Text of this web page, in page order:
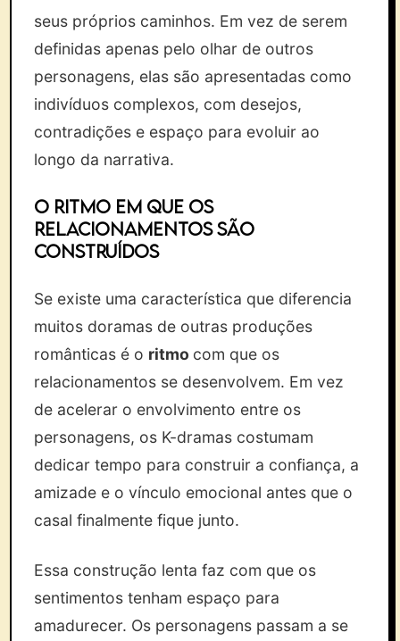
seus próprios caminhos. Em vez de serem
definidas apenas pelo olhar de outros
personagens, elas são apresentadas como
indivíduos complexos, com desejos,
contradições e espaço para evoluir ao
longo da narrativa.
O ritmo em que os
relacionamentos são
construídos
Se existe uma característica que diferencia
muitos doramas de outras produções
românticas é o ritmo com que os
relacionamentos se desenvolvem. Em vez
de acelerar o envolvimento entre os
personagens, os K-dramas costumam
dedicar tempo para construir a confiança, a
amizade e o vínculo emocional antes que o
casal finalmente fique junto.
Essa construção lenta faz com que os
sentimentos tenham espaço para
amadurecer. Os personagens passam a se